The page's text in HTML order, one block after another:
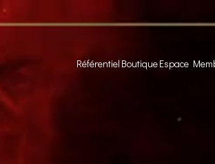
Référentiel BoutiqueEspace